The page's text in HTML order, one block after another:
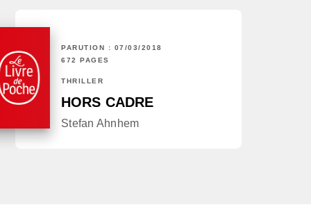
PARUTION : 07/03/2018
672 PAGES
THRILLER
HORS CADRE
Stefan Ahnhem